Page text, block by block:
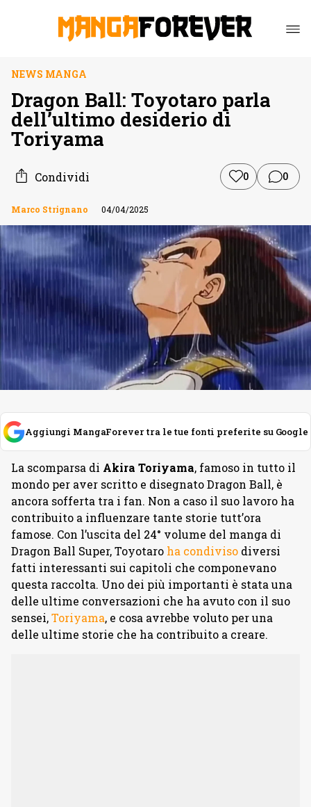
NEWS MANGA
Dragon Ball: Toyotaro parla
dell’ultimo desiderio di
Toriyama
Condividi 0 0
Marco Strignano 04/04/2025
Aggiungi MangaForever tra le tue fonti preferite su Google
La scomparsa di Akira Toriyama, famoso in tutto il
mondo per aver scritto e disegnato Dragon Ball, è
ancora sofferta tra i fan. Non a caso il suo lavoro ha
contribuito a influenzare tante storie tutt’ora
famose. Con l’uscita del 24° volume del manga di
Dragon Ball Super, Toyotaro ha condiviso diversi
fatti interessanti sui capitoli che componevano
questa raccolta. Uno dei più importanti è stata una
delle ultime conversazioni che ha avuto con il suo
sensei,Toriyama, e cosa avrebbe voluto per una
delle ultime storie che ha contribuito a creare.